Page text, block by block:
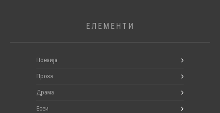
ЕЛЕМЕНТИ
Поезија
Проза
Драма
Есеи